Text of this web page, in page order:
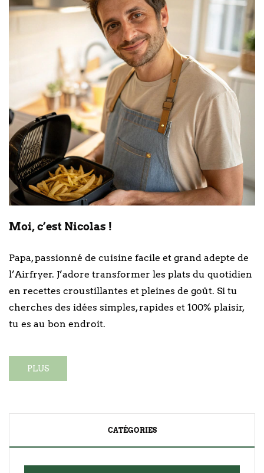
Moi, c’est Nicolas !
Papa, passionné de cuisine facile et grand adepte de
l’Airfryer. J’adore transformer les plats du quotidien
en recettes croustillantes et pleines de goût. Si tu
cherches des idées simples, rapides et 100% plaisir,
tu es au bon endroit.
PLUS
CATÉGORIES